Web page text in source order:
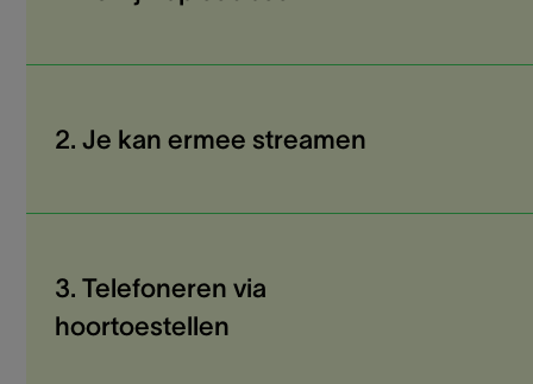
2. Je kan ermee streamen
3. Telefoneren via
hoortoestellen